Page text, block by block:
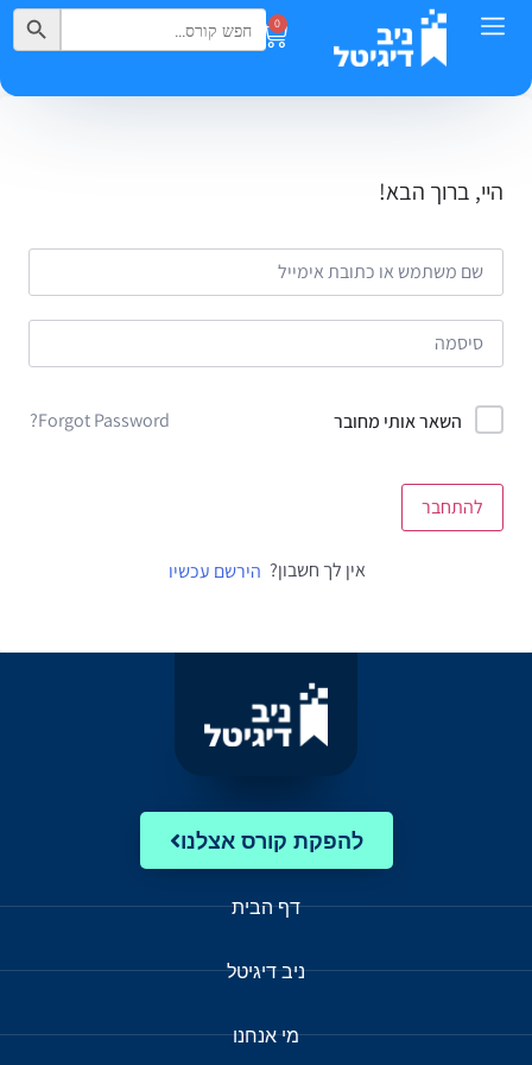
0
Search
for:
Search Button
היי, ברוך הבא!
השאר אותי מחובר Forgot Password?
להתחבר
אין לך חשבון? הירשם עכשיו
להפקת קורס אצלנו
דף הבית
ניב דיגיטל
מי אנחנו